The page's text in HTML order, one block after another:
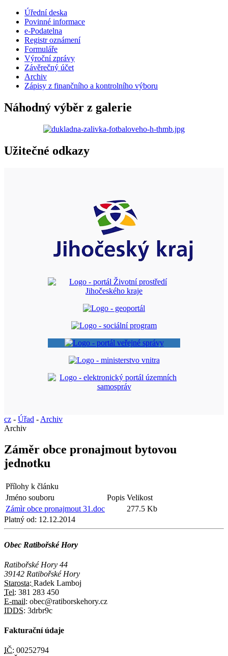
Úřední deska
Povinné informace
e-Podatelna
Registr oznámení
Formuláře
Výroční zprávy
Závěrečný účet
Archiv
Zápisy z finančního a kontrolního výboru
Náhodný výběr z galerie
Užitečné odkazy
cz - Úřad - Archiv
Archiv
Záměr obce pronajmout bytovou
jednotku
Přílohy k článku
Jméno souboru
Popis Velikost
Zámìr obce pronajmout 31.doc
277.5 Kb
Platný od: 12.12.2014
Obec Ratibořské Hory
Ratibořské Hory 44
39142 Ratibořské Hory
Starosta: Radek Lamboj
Tel: 381 283 450
E-mail: obec@ratiborskehory.cz
IDDS: 3drbr9c
Fakturační údaje
IČ: 00252794